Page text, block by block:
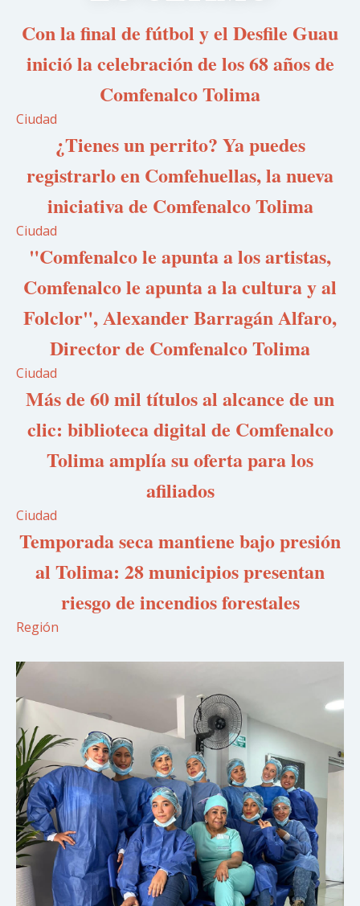
Con la final de fútbol y el Desfile Guau
inició la celebración de los 68 años de
Comfenalco Tolima
Ciudad
¿Tienes un perrito? Ya puedes
registrarlo en Comfehuellas, la nueva
iniciativa de Comfenalco Tolima
Ciudad
"Comfenalco le apunta a los artistas,
Comfenalco le apunta a la cultura y al
Folclor", Alexander Barragán Alfaro,
Director de Comfenalco Tolima
Ciudad
Más de 60 mil títulos al alcance de un
clic: biblioteca digital de Comfenalco
Tolima amplía su oferta para los
afiliados
Ciudad
Temporada seca mantiene bajo presión
al Tolima: 28 municipios presentan
riesgo de incendios forestales
Región